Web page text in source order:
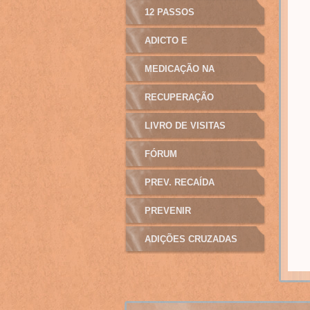
12 PASSOS
ADICTO E
MANIPULAÇÃO
MEDICAÇÃO NA
ADICÇÃO
RECUPERAÇÃO
LIVRO DE VISITAS
FÓRUM
PREV. RECAÍDA
PREVENIR
ADIÇÕES CRUZADAS